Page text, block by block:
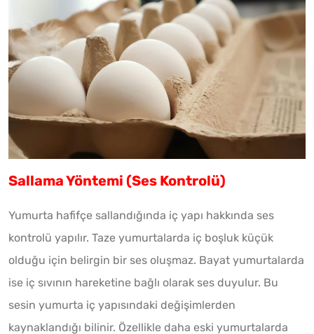
Sallama Yöntemi (Ses Kontrolü)
Yumurta hafifçe sallandığında iç yapı hakkında ses
kontrolü yapılır. Taze yumurtalarda iç boşluk küçük
olduğu için belirgin bir ses oluşmaz. Bayat yumurtalarda
ise iç sıvının hareketine bağlı olarak ses duyulur. Bu
sesin yumurta iç yapısındaki değişimlerden
kaynaklandığı bilinir. Özellikle daha eski yumurtalarda